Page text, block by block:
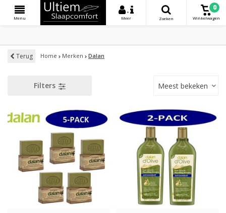
Menu
+
Meer
Zoeken
0
Winkelwagen
Terug Home Merken Dalan
Filters Meest bekeken